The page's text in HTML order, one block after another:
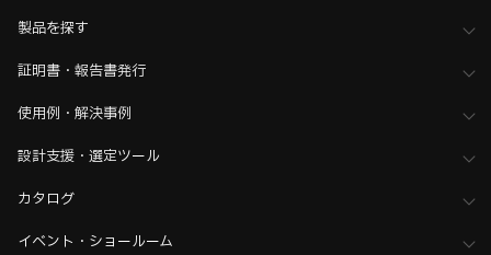
製品を探す
証明書・報告書発行
使用例・解決事例
設計支援・選定ツール
カタログ
イベント・ショールーム